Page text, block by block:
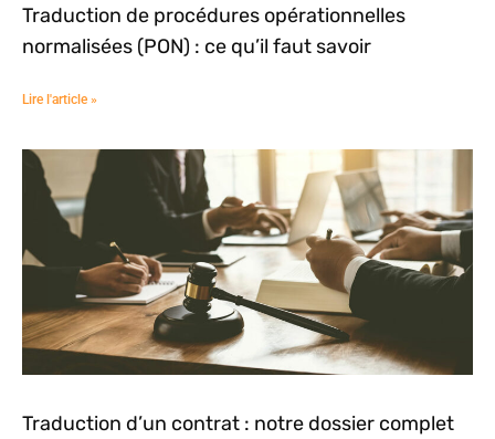
Traduction de procédures opérationnelles
normalisées (PON) : ce qu’il faut savoir
Lire l'article »
Traduction d’un contrat : notre dossier complet